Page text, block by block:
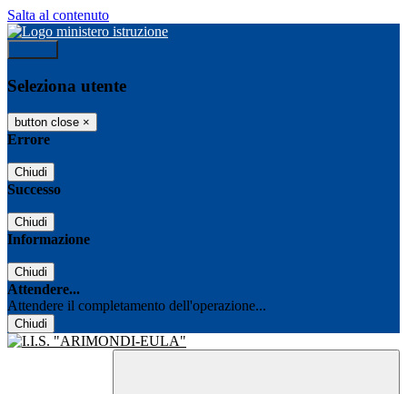
Salta al contenuto
Seleziona utente
button close ×
Errore
Chiudi
Successo
Chiudi
Informazione
Chiudi
Attendere...
Attendere il completamento dell'operazione...
Chiudi